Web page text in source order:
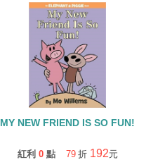
REAL /精裝書
MY NEW FRIEND IS SO FUN!
紅利 0 點 79 折 192元